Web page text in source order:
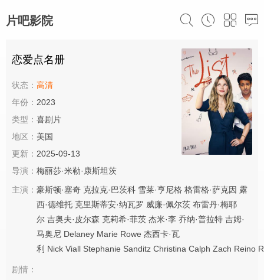
片吧影院
恋爱点名册
状态： 高清
年份： 2023
类型： 喜剧片
地区： 美国
更新： 2025-09-13
导演： 梅丽莎·米勒·康斯坦茨
主演： 豪斯顿·塞奇 克拉克·巴茨科 雪莱·亨尼格 格雷格·萨克因 露
西·德维托 克里斯蒂安·纳瓦罗 威廉·佩尔茨 布雷丹·梅耶
尔 吉奥夫·皮尔森 克莉希·菲茨 杰米·李 乔纳·普拉特 吉姆·
马奥尼 Delaney Marie Rowe 杰西卡·瓦
利 Nick Viall Stephanie Sanditz Christina Calph Zach Reino
剧情：